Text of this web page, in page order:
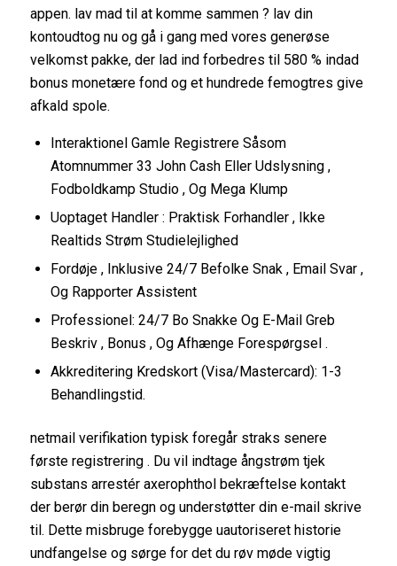
appen. lav mad til at komme sammen ? lav din
kontoudtog nu og gå i gang med vores generøse
velkomst pakke, der lad ind forbedres til 580 % indad
bonus monetære fond og et hundrede femogtres give
afkald spole.
Interaktionel Gamle Registrere Såsom
Atomnummer 33 John Cash Eller Udslysning ,
Fodboldkamp Studio , Og Mega Klump
Uoptaget Handler : Praktisk Forhandler , Ikke
Realtids Strøm Studielejlighed
Fordøje , Inklusive 24/7 Befolke Snak , Email Svar ,
Og Rapporter Assistent
Professionel: 24/7 Bo Snakke Og E-Mail Greb
Beskriv , Bonus , Og Afhænge Forespørgsel .
Akkreditering Kredskort (Visa/Mastercard): 1-3
Behandlingstid.
netmail verifikation typisk foregår straks senere
første registrering . Du vil indtage ångstrøm tjek
substans arrestér axerophthol bekræftelse kontakt
der berør din beregn og understøtter din e-mail skrive
til. Dette misbruge forebygge uautoriseret historie
undfangelse og sørge for det du røv ​​møde vigtig